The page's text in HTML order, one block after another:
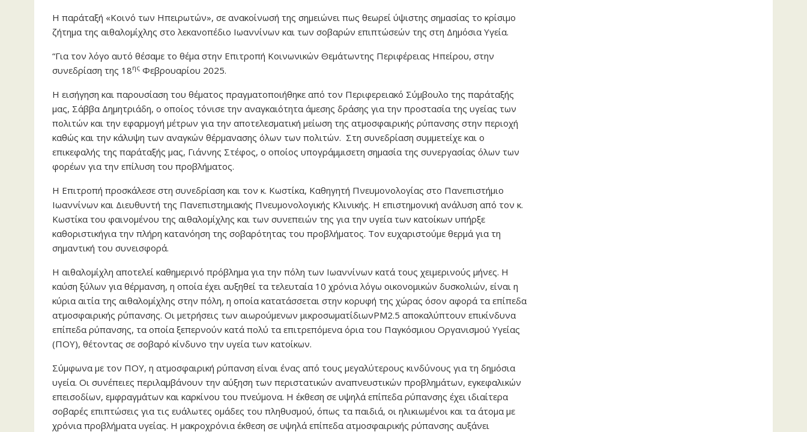
Η παράταξή «Κοινό των Ηπειρωτών», σε ανακοίνωσή της σημειώνει πως θεωρεί ύψιστης σημασίας το κρίσιμο
ζήτημα της αιθαλομίχλης στο λεκανοπέδιο Ιωαννίνων και των σοβαρών επιπτώσεών της στη Δημόσια Υγεία.
“Για τον λόγο αυτό θέσαμε το θέμα στην Επιτροπή Κοινωνικών Θεμάτωντης Περιφέρειας Ηπείρου, στην
συνεδρίαση της 18ης Φεβρουαρίου 2025.
Η εισήγηση και παρουσίαση του θέματος πραγματοποιήθηκε από τον Περιφερειακό Σύμβουλο της παράταξής
μας, Σάββα Δημητριάδη, ο οποίος τόνισε την αναγκαιότητα άμεσης δράσης για την προστασία της υγείας των
πολιτών και την εφαρμογή μέτρων για την αποτελεσματική μείωση της ατμοσφαιρικής ρύπανσης στην περιοχή
καθώς και την κάλυψη των αναγκών θέρμανασης όλων των πολιτών. Στη συνεδρίαση συμμετείχε και ο
επικεφαλής της παράταξής μας, Γιάννης Στέφος, ο οποίος υπογράμμισετη σημασία της συνεργασίας όλων των
φορέων για την επίλυση του προβλήματος.
Η Επιτροπή προσκάλεσε στη συνεδρίαση και τον κ. Κωστίκα, Καθηγητή Πνευμονολογίας στο Πανεπιστήμιο
Ιωαννίνων και Διευθυντή της Πανεπιστημιακής Πνευμονολογικής Κλινικής. Η επιστημονική ανάλυση από τον κ.
Κωστίκα του φαινομένου της αιθαλομίχλης και των συνεπειών της για την υγεία των κατοίκων υπήρξε
καθοριστικήγια την πλήρη κατανόηση της σοβαρότητας του προβλήματος. Τον ευχαριστούμε θερμά για τη
σημαντική του συνεισφορά.
Η αιθαλομίχλη αποτελεί καθημερινό πρόβλημα για την πόλη των Ιωαννίνων κατά τους χειμερινούς μήνες. Η
καύση ξύλων για θέρμανση, η οποία έχει αυξηθεί τα τελευταία 10 χρόνια λόγω οικονομικών δυσκολιών, είναι η
κύρια αιτία της αιθαλομίχλης στην πόλη, η οποία κατατάσσεται στην κορυφή της χώρας όσον αφορά τα επίπεδα
ατμοσφαιρικής ρύπανσης. Οι μετρήσεις των αιωρούμενων μικροσωματίδιωνPM2.5 αποκαλύπτουν επικίνδυνα
επίπεδα ρύπανσης, τα οποία ξεπερνούν κατά πολύ τα επιτρεπόμενα όρια του Παγκόσμιου Οργανισμού Υγείας
(ΠΟΥ), θέτοντας σε σοβαρό κίνδυνο την υγεία των κατοίκων.
Σύμφωνα με τον ΠΟΥ, η ατμοσφαιρική ρύπανση είναι ένας από τους μεγαλύτερους κινδύνους για τη δημόσια
υγεία. Οι συνέπειες περιλαμβάνουν την αύξηση των περιστατικών αναπνευστικών προβλημάτων, εγκεφαλικών
επεισοδίων, εμφραγμάτων και καρκίνου του πνεύμονα. Η έκθεση σε υψηλά επίπεδα ρύπανσης έχει ιδιαίτερα
σοβαρές επιπτώσεις για τις ευάλωτες ομάδες του πληθυσμού, όπως τα παιδιά, οι ηλικιωμένοι και τα άτομα με
χρόνια προβλήματα υγείας. Η μακροχρόνια έκθεση σε υψηλά επίπεδα ατμοσφαιρικής ρύπανσης αυξάνει